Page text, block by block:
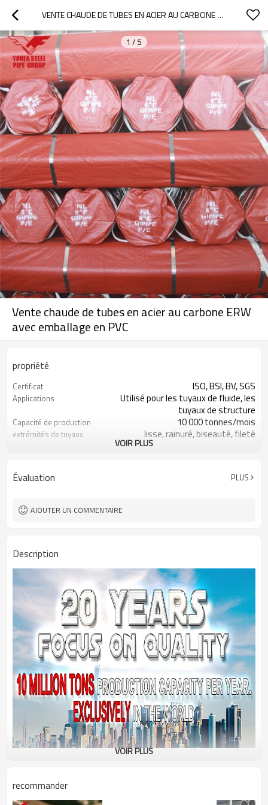
VENTE CHAUDE DE TUBES EN ACIER AU CARBONE ERW AVEC EMBALLAGE EN PVC
1 / 5
Vente chaude de tubes en acier au carbone ERW
avec emballage en PVC
propriété
Certificat ISO, BSI, BV, SGS
Applications
Utilisé pour les tuyaux de fluide, les
tuyaux de structure
Capacité de production 10 000 tonnes/mois
extrémités de tuyaux lisse, rainuré, biseauté, fileté
Épaisseur
Diamètre extérieur 19-355 mm
Standard
VOIR PLUS
Évaluation PLUS
AJOUTER UN COMMENTAIRE
Description
VOIR PLUS
recommander